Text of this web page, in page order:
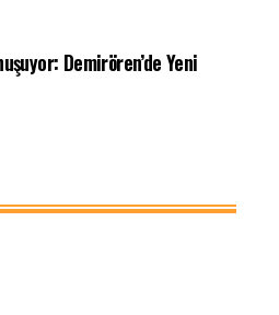
Demirören’de Yeni